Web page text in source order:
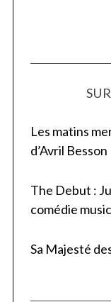
Les matins
d’Avril Besson
The Debut :
comédie
Sa Majesté